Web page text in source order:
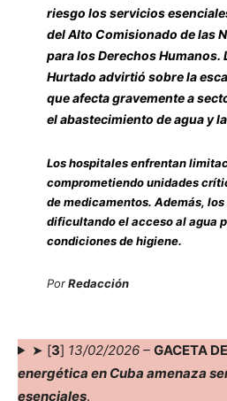
riesgo los servicios
del Alto Comisionado de las
para los Derechos Humanos.
Hurtado advirtió sobre la
que afecta gravemente a
el abastecimiento de agua y
Los hospitales enfrentan
comprometiendo unidades
de medicamentos. Además,
dificultando el acceso al agua
condiciones de higiene.
PorRedacción
➤ [3] 13/02/2026 – GACETA
energética en Cuba amenaza
esenciales.